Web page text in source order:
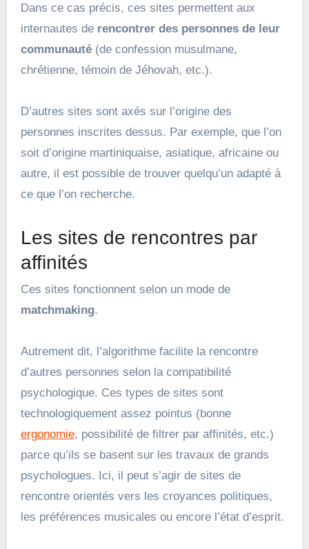
Dans ce cas précis, ces sites permettent aux
internautes derencontrer des personnes de leur
communauté(de confession musulmane,
chrétienne, témoin de Jéhovah, etc.).
D’autres sites sont axés sur l’origine des
personnes inscrites dessus. Par exemple, que l’on
soit d’origine martiniquaise, asiatique, africaine ou
autre, il est possible de trouver quelqu’un adapté à
ce que l’on recherche.
Les sites de rencontres par
affinités
Ces sites fonctionnent selon un mode de
matchmaking.
Autrement dit, l’algorithme facilite la rencontre
d’autres personnes selon la compatibilité
psychologique. Ces types de sites sont
technologiquement assez pointus (bonne
ergonomie, possibilité de filtrer par affinités, etc.)
parce qu’ils se basent sur les travaux de grands
psychologues. Ici, il peut s’agir de sites de
rencontre orientés vers les croyances politiques,
les préférences musicales ou encore l’état d’esprit.